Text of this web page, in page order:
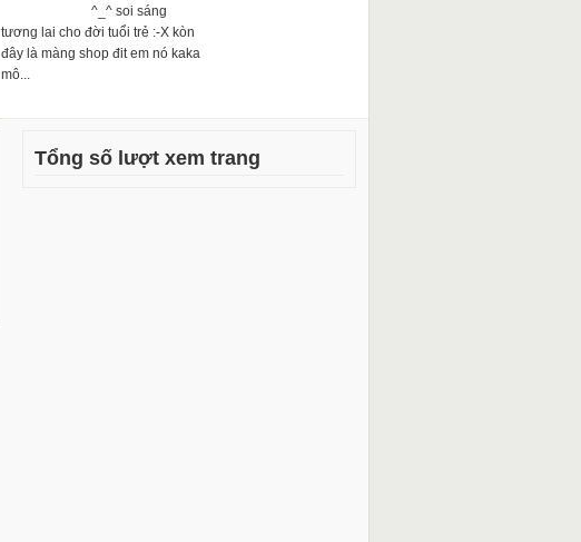
^_^ soi sáng
tương lai cho đời tuổi trẻ :-X kòn
đây là màng shop đit em nó kaka
mô...
Tổng số lượt xem trang